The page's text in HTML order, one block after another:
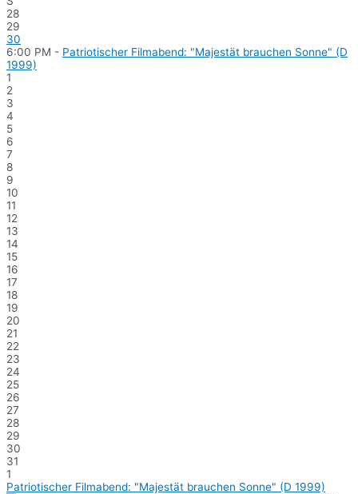
28
29
30
6:00 PM - Patriotischer Filmabend: "Majestät brauchen Sonne" (D
1999)
1
2
3
4
5
6
7
8
9
10
11
12
13
14
15
16
17
18
19
20
21
22
23
24
25
26
27
28
29
30
31
1
Patriotischer Filmabend: "Majestät brauchen Sonne" (D 1999)